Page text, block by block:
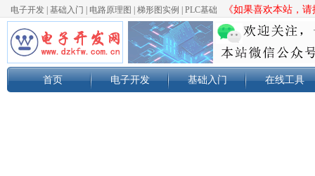
电子开发 基础入门 电路原理图 梯形图实例 PLC基础 《如果喜欢本站，
首页 电子开发 基础入门 在线工具